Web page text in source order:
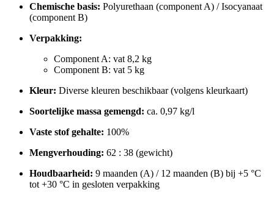
Chemische basis: Polyurethaan (component A) / Isocyanaat
(component B)
Verpakking:
Component A: vat 8,2 kg
Component B: vat 5 kg
Kleur: Diverse kleuren beschikbaar (volgens kleurkaart)
Soortelijke massa gemengd: ca. 0,97 kg/l
Vaste stof gehalte: 100%
Mengverhouding: 62 : 38 (gewicht)
Houdbaarheid: 9 maanden (A) / 12 maanden (B) bij +5 °C
tot +30 °C in gesloten verpakking